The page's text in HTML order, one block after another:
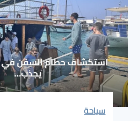
سياحة